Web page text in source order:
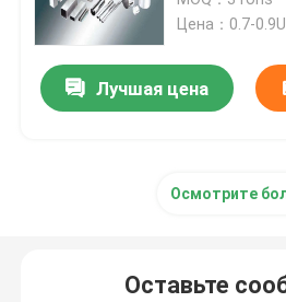
Плита листовой меди
Цена：0.7-
Лучшая цена
Осмотрите
Оставьте